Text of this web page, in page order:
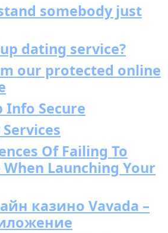
somebody just
dating service?
our protected online
Info Secure
Of Failing To
Launching Your
казино Vavada –